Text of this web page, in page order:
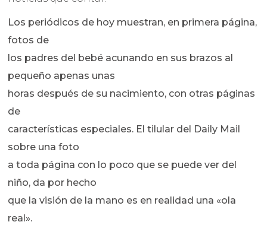
Los periódicos de hoy muestran, en primera página,
fotos de
los padres del bebé acunando en sus brazos al
pequeño apenas unas
horas después de su nacimiento, con otras páginas
de
características especiales. El tilular del Daily Mail
sobre una foto
a toda página con lo poco que se puede ver del
niño, da por hecho
que la visión de la mano es en realidad una «ola
real».